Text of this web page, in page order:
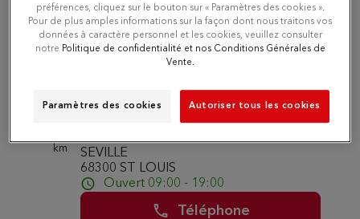
Itinéraire
km
Du Pareil au même ST LOUIS
SEVILLE
68300 ST LOUIS
Ouvert 09:00 - 19:00
Téléphone
préférences, cliquez sur le bouton sur « Paramètres des cookies ».
Pour de plus amples informations sur la façon dont nous traitons vos
données à caractère personnel et les cookies, veuillez consulter
notre Politique de confidentialité et nos Conditions Générales de
Vente.
Paramètres des cookies Autoriser tous les cookies